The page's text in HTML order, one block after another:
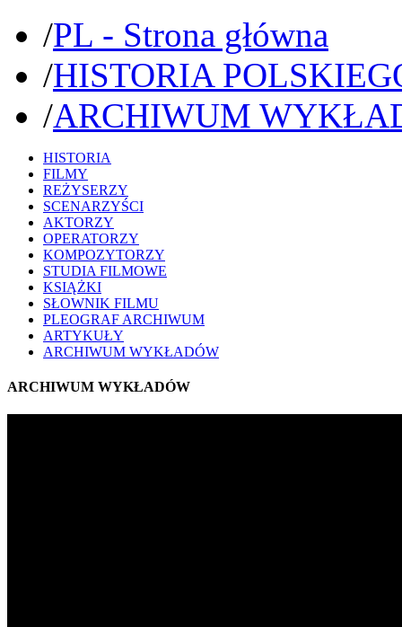
/PL - Strona główna
/HISTORIA
/ARCHIWUM
HISTORIA
FILMY
REŻYSERZY
SCENARZYŚCI
AKTORZY
OPERATORZY
KOMPOZYTORZY
STUDIA FILMOWE
KSIĄŻKI
SŁOWNIK FILMU
PLEOGRAF ARCHIWUM
ARTYKUŁY
ARCHIWUM WYKŁADÓW
ARCHIWUM WYKŁADÓW